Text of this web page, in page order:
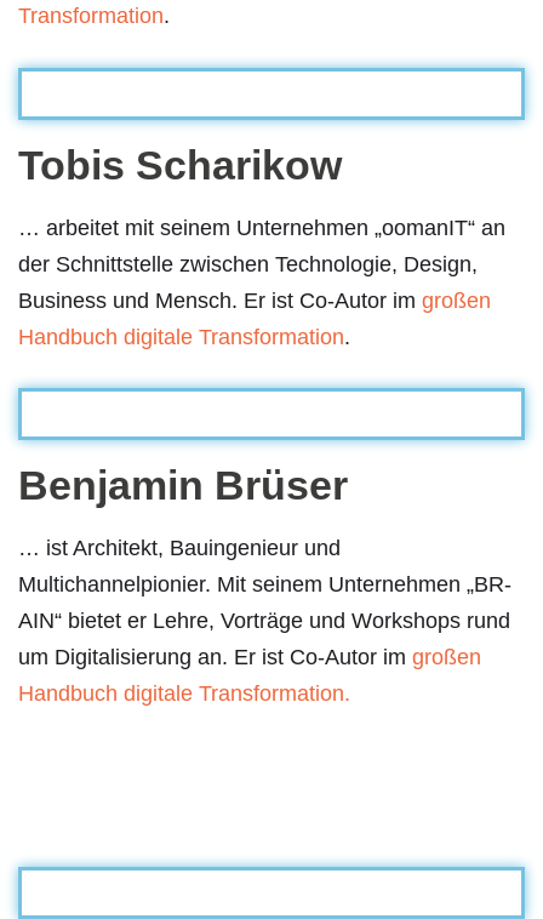
Transformation.
Tobis Scharikow
… arbeitet mit seinem Unternehmen „oomanIT“ an
der Schnittstelle zwischen Technologie, Design,
Business und Mensch. Er ist Co-Autor im großen
Handbuch digitale Transformation.
Benjamin Brüser
… ist Architekt, Bauingenieur und
Multichannelpionier. Mit seinem Unternehmen „BR-
AIN“ bietet er Lehre, Vorträge und Workshops rund
um Digitalisierung an. Er ist Co-Autor im großen
Handbuch digitale Transformation.